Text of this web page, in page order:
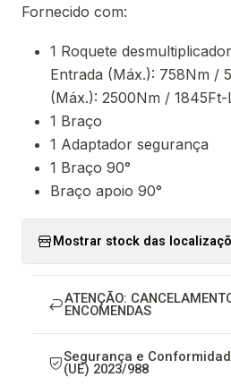
Fornecido com:
1 Roquete
Entrada (Máx.): 758Nm /
(Máx.): 2500Nm / 1845Ft-
1 Braço
1 Adaptador segurança
1 Braço 90°
Braço apoio 90°
Mostrar stock das
ATENÇÃO:
ENCOMENDAS
Segurança e
(UE) 2023/988